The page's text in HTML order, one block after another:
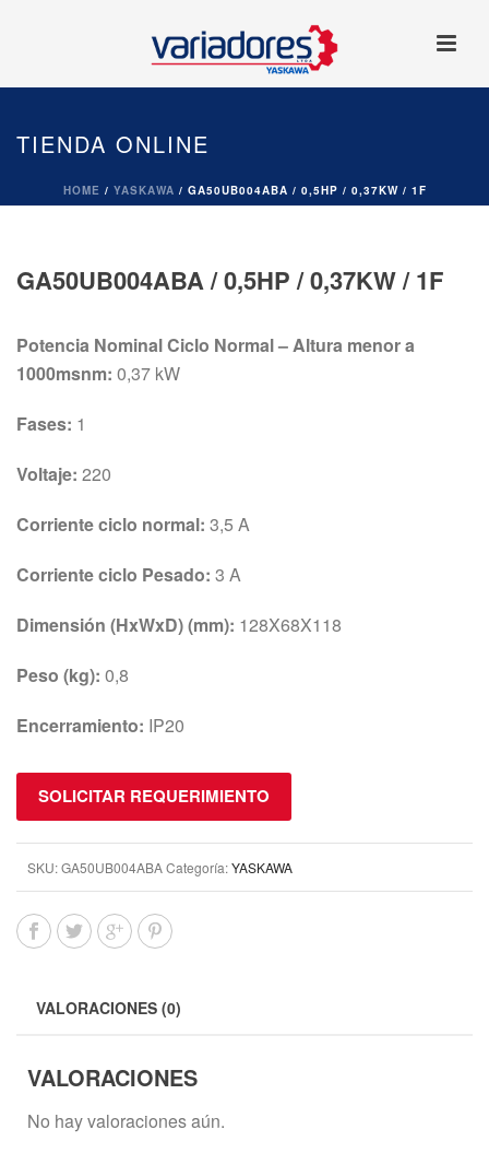
TIENDA ONLINE
HOME / YASKAWA / GA50UB004ABA / 0,5HP / 0,37KW / 1F
GA50UB004ABA / 0,5HP / 0,37KW / 1F
Potencia Nominal Ciclo Normal – Altura menor a
1000msnm: 0,37 kW
Fases: 1
Voltaje: 220
Corriente ciclo normal: 3,5 A
Corriente ciclo Pesado: 3 A
Dimensión (HxWxD) (mm): 128X68X118
Peso (kg): 0,8
Encerramiento: IP20
SOLICITAR REQUERIMIENTO
SKU:GA50UB004ABACategoría:YASKAWA
VALORACIONES (0)
VALORACIONES
No hay valoraciones aún.